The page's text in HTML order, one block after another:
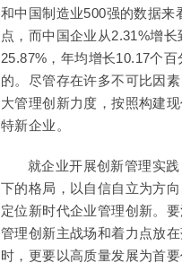
和中国制造业500强的数据来
点，而中国企业从2.31%增
25.87%，年均增长10.17个
的。尽管存在许多不可比因
大管理创新力度，按照构建
特新企业。
就企业开展创新管理实
下的格局，以自信自立为方
定位新时代企业管理创新。
管理创新主战场和着力点放
时，更要以高质量发展为首